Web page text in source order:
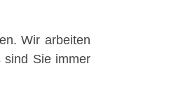
Wir arbeiten
sind Sie immer